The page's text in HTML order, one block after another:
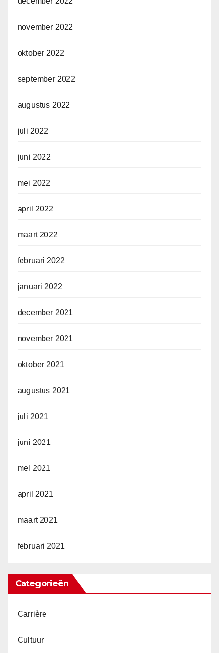
november 2022
oktober 2022
september 2022
augustus 2022
juli 2022
juni 2022
mei 2022
april 2022
maart 2022
februari 2022
januari 2022
december 2021
november 2021
oktober 2021
augustus 2021
juli 2021
juni 2021
mei 2021
april 2021
maart 2021
februari 2021
Categorieën
Carrière
Cultuur